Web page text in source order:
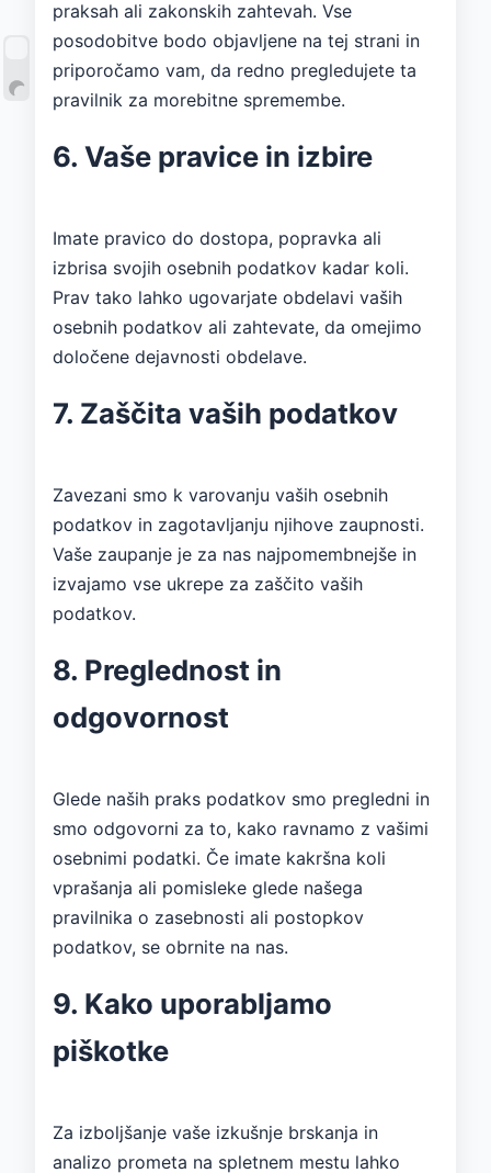
praksah ali zakonskih zahtevah. Vse
posodobitve bodo objavljene na tej strani in
priporočamo vam, da redno pregledujete ta
pravilnik za morebitne spremembe.
6. Vaše pravice in izbire
Imate pravico do dostopa, popravka ali
izbrisa svojih osebnih podatkov kadar koli.
Prav tako lahko ugovarjate obdelavi vaših
osebnih podatkov ali zahtevate, da omejimo
določene dejavnosti obdelave.
7. Zaščita vaših podatkov
Zavezani smo k varovanju vaših osebnih
podatkov in zagotavljanju njihove zaupnosti.
Vaše zaupanje je za nas najpomembnejše in
izvajamo vse ukrepe za zaščito vaših
podatkov.
8. Preglednost in
odgovornost
Glede naših praks podatkov smo pregledni in
smo odgovorni za to, kako ravnamo z vašimi
osebnimi podatki. Če imate kakršna koli
vprašanja ali pomisleke glede našega
pravilnika o zasebnosti ali postopkov
podatkov, se obrnite na nas.
9. Kako uporabljamo
piškotke
Za izboljšanje vaše izkušnje brskanja in
analizo prometa na spletnem mestu lahko